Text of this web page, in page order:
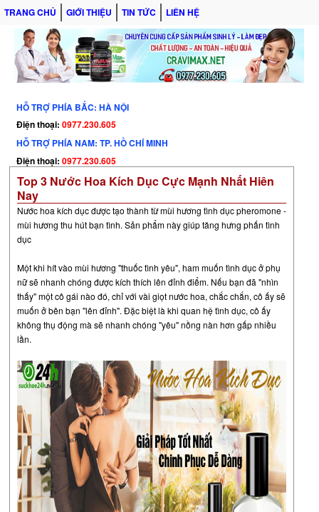
TRANG CHỦ GIỚI THIỆU TIN TỨC LIÊN HỆ
HỖ TRỢ PHÍA BẮC: HÀ NỘI
Điện thoại: 0977.230.605
HỖ TRỢ PHÍA NAM: TP. HỒ CHÍ MINH
Điện thoại: 0977.230.605
Top 3 Nước Hoa Kích Dục Cực Mạnh Nhất Hiên
Nay
Nước hoa kích dục được tạo thành từ mùi hương tình dục pheromone -
mùi hương thu hút bạn tình. Sản phẩm này giúp tăng hưng phấn tình
dục
Một khi hít vào mùi hương "thuốc tình yêu", ham muốn tình dục ở phụ
nữ sẽ nhanh chóng được kích thích lên đỉnh điểm. Nếu bạn đã "nhìn
thấy" một cô gái nào đó, chỉ với vài giọt nước hoa, chắc chắn, cô ấy sẽ
muốn ở bên bạn "lên đỉnh". Đặc biệt là khi quan hệ tình dục, cô ấy
không thụ động mà sẽ nhanh chóng "yêu" nồng nàn hơn gấp nhiều
lần.